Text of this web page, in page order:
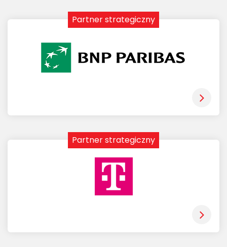
Partner strategiczny
Partner strategiczny